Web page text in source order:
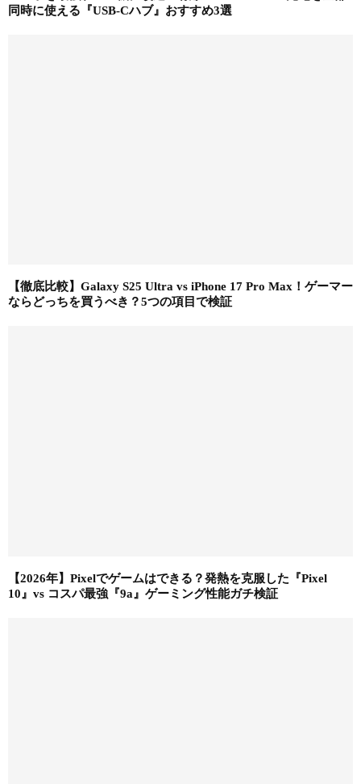
同時に使える『USB-Cハブ』おすすめ3選
【徹底比較】Galaxy S25 Ultra vs iPhone 17 Pro Max！ゲーマー
ならどっちを買うべき？5つの項目で検証
【2026年】Pixelでゲームはできる？発熱を克服した『Pixel
10』vs コスパ最強『9a』ゲーミング性能ガチ検証